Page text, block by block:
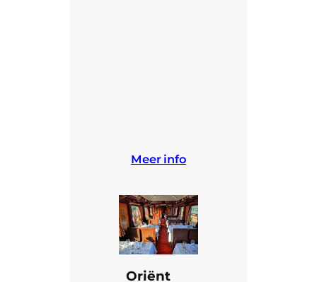
Meer info
Oriënt